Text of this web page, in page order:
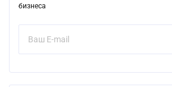
бизнеса